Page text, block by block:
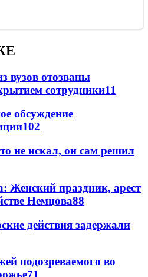
вузов отозваны
сотрудники11
обсуждение
102
не искал, он сам решил
Женский праздник, арест
Немцова88
действия задержали
подозреваемого во
71